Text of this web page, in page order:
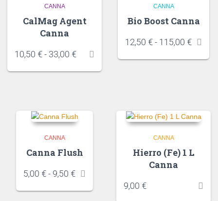
CANNA
CalMag Agent
Canna
10,50 €- 33,00 €
CANNA
Bio Boost Canna
12,50 €- 115,00 €
CANNA
Canna Flush
5,00 €- 9,50 €
CANNA
Hierro (Fe) 1 L
Canna
9,00 €